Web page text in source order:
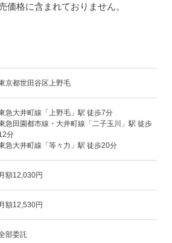
格に含まれておりません。
京都世田谷区上野毛
急大井町線「上野毛」駅 徒歩7分
急田園都市線・大井町線「二子玉川」駅 徒歩
分
急大井町線「等々力」駅 徒歩20分
月額12,030円
月額12,530円
部委託